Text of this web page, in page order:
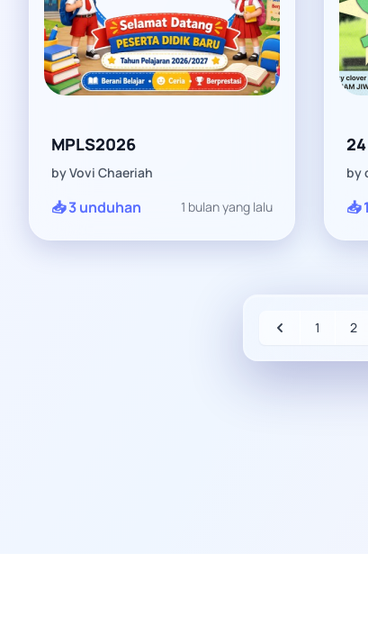
MPLS2026
by Vovi Chaeriah
📥 3 unduhan 1 bulan yang lalu
by
📥
1 2